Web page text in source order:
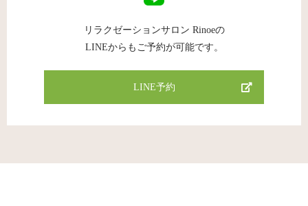
リラクゼーションサロン Rinoeの
LINEからもご予約が可能です。
LINE予約